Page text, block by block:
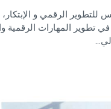
الرقمي و الإبتكار،
تطوير المهارات الرقمية